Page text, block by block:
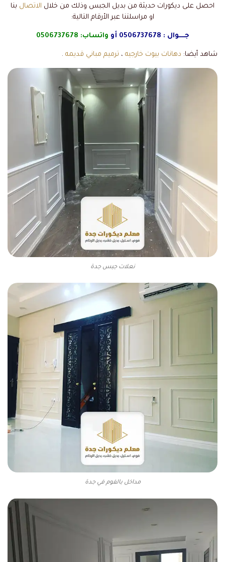
احصل على ديكورات حديثة من بديل الجبس وذلك من خلال الاتصال بنا
او مراسلتنا عبر الأرقام التالية:
جــــوال : 0506737678 أو واتساب: 0506737678
شاهد أيضا: دهانات بيوت خارجيه ، ترميم مباني قديمه .
نعلات جبس جدة
مداخل بالفوم في جدة